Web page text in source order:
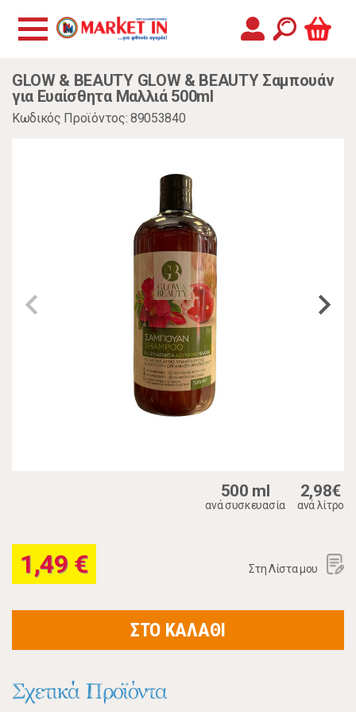
GLOW & BEAUTY GLOW & BEAUTY Σαμπουάν
για Ευαίσθητα Μαλλιά 500ml
Κωδικός Προϊόντος: 89053840
500 ml
ανά συσκευασία
2,98€
ανά λίτρο
1,49 € Στη Λίστα μου
ΣΤΟ ΚΑΛΑΘΙ
Σχετικά Προϊόντα